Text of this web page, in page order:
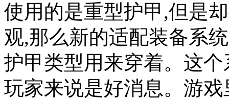
使用的是重型护甲,但是
观,那么新的适配装备系
护甲类型用来穿着。这
玩家来说是好消息。游